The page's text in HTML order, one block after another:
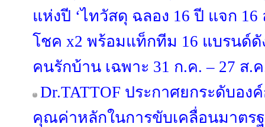
แห่งปี ‘ไทวัสดุ ฉลอง 16 ปี แจก
โชค x2 พร้อมแท็กทีม 16 แบรนด์
คนรักบ้าน เฉพาะ 31 ก.ค. – 27 ส.
Dr.TATTOF ประกาศยกระดับอง
คุณค่าหลักในการขับเคลื่อนมาตร